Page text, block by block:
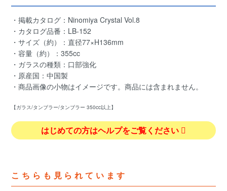
・掲載カタログ：Ninomiya Crystal Vol.8
・カタログ品番：LB-152
・サイズ（約）：直径77×H136mm
・容量（約）：355cc
・ガラスの種類：口部強化
・原産国：中国製
・商品画像の小物はイメージです。商品には含まれません。
【ガラス/タンブラー/タンブラー 350cc以上】
はじめての方はヘルプをご覧ください
こちらも見られています